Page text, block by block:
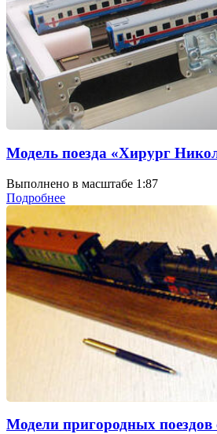
Модель поезда «Хирург
Выполнено в масштабе 1:87
Подробнее
Модели пригородных